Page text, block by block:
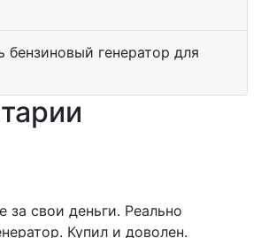
бензиновый генератор для
за свои деньги. Реально
Купил и доволен.